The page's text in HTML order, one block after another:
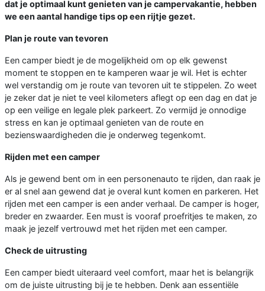
dat je optimaal kunt genieten van je campervakantie, hebben
we een aantal handige tips op een rijtje gezet.
Plan je route van tevoren
Een camper biedt je de mogelijkheid om op elk gewenst
moment te stoppen en te kamperen waar je wil. Het is echter
wel verstandig om je route van tevoren uit te stippelen. Zo weet
je zeker dat je niet te veel kilometers aflegt op een dag en dat je
op een veilige en legale plek parkeert. Zo vermijd je onnodige
stress en kan je optimaal genieten van de route en
bezienswaardigheden die je onderweg tegenkomt.
Rijden met een camper
Als je gewend bent om in een personenauto te rijden, dan raak je
er al snel aan gewend dat je overal kunt komen en parkeren. Het
rijden met een camper is een ander verhaal. De camper is hoger,
breder en zwaarder. Een must is vooraf proefritjes te maken, zo
maak je jezelf vertrouwd met het rijden met een camper.
Check de uitrusting
Een camper biedt uiteraard veel comfort, maar het is belangrijk
om de juiste uitrusting bij je te hebben. Denk aan essentiële